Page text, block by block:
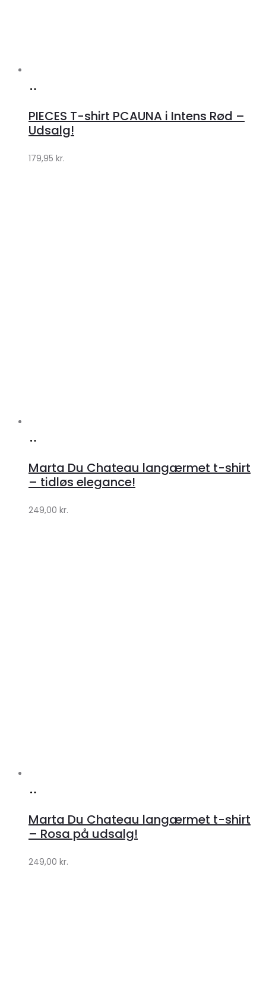
Klædeskabet.dk
PIECES T-shirt PCAUNA i Intens Rød –
Udsalg!
179,95 kr.
Klædeskabet.dk
Marta Du Chateau langærmet t-shirt
– tidløs elegance!
249,00 kr.
Klædeskabet.dk
Marta Du Chateau langærmet t-shirt
– Rosa på udsalg!
249,00 kr.